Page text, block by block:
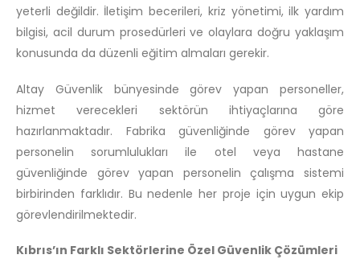
yeterli değildir. İletişim becerileri, kriz yönetimi, ilk yardım
bilgisi, acil durum prosedürleri ve olaylara doğru yaklaşım
konusunda da düzenli eğitim almaları gerekir.
Altay Güvenlik bünyesinde görev yapan personeller,
hizmet verecekleri sektörün ihtiyaçlarına göre
hazırlanmaktadır. Fabrika güvenliğinde görev yapan
personelin sorumlulukları ile otel veya hastane
güvenliğinde görev yapan personelin çalışma sistemi
birbirinden farklıdır. Bu nedenle her proje için uygun ekip
görevlendirilmektedir.
Kıbrıs’ın Farklı Sektörlerine Özel Güvenlik Çözümleri